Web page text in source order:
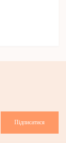
Підписатися